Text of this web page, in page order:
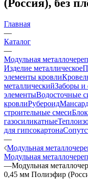
(Россия), без
Главная
—
Каталог
—
Модульная
Изделие металлическое
элементы кровли
металлическийЗаборы и
элементыВодосточные
кровлиРубероид
строительные смеси
газосиликатные
для гипсокартона
—
Модульная
Модульная
—Модульная
0,45 мм Полиэфир